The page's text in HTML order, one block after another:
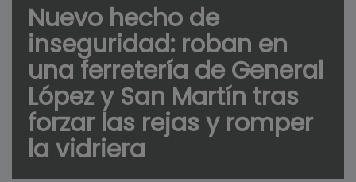
Nuevo hecho de
inseguridad: roban en
una ferretería de General
López y San Martín tras
forzar las rejas y romper
la vidriera